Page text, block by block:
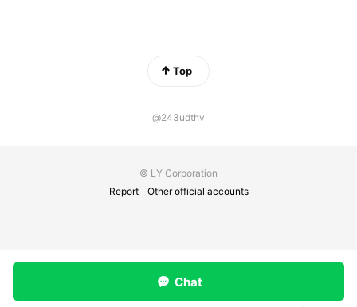
Top
@243udthv
© LY Corporation
Report
Other official accounts
Chat